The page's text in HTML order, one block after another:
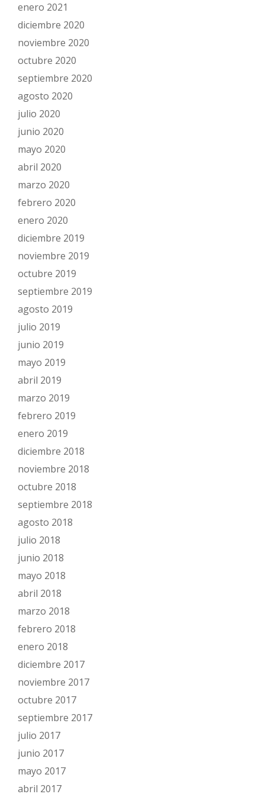
enero 2021
diciembre 2020
noviembre 2020
octubre 2020
septiembre 2020
agosto 2020
julio 2020
junio 2020
mayo 2020
abril 2020
marzo 2020
febrero 2020
enero 2020
diciembre 2019
noviembre 2019
octubre 2019
septiembre 2019
agosto 2019
julio 2019
junio 2019
mayo 2019
abril 2019
marzo 2019
febrero 2019
enero 2019
diciembre 2018
noviembre 2018
octubre 2018
septiembre 2018
agosto 2018
julio 2018
junio 2018
mayo 2018
abril 2018
marzo 2018
febrero 2018
enero 2018
diciembre 2017
noviembre 2017
octubre 2017
septiembre 2017
julio 2017
junio 2017
mayo 2017
abril 2017